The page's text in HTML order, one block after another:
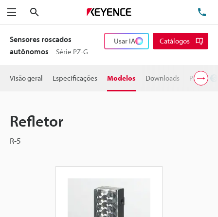
Menu
Sensores roscados
autônomos
Série PZ-G
Usar IA Catálogos
Visão geral Especificações Modelos Downloads Preço
Refletor
R-5